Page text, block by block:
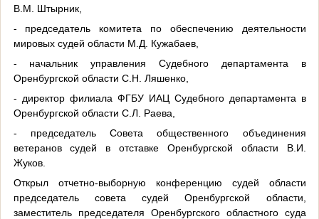
В.М. Штырник,
- председатель комитета по обеспечению деятельности
мировых судей области М.Д. Кужабаев,
- начальник управления Судебного департамента в
Оренбургской области С.Н. Ляшенко,
- директор филиала ФГБУ ИАЦ Судебного департамента в
Оренбургской области С.Л. Раева,
- председатель Совета общественного объединения
ветеранов судей в отставке Оренбургской области В.И.
Жуков.
Открыл отчетно-выборную конференцию судей области
председатель совета судей Оренбургской области,
заместитель председателя Оренбургского областного суда